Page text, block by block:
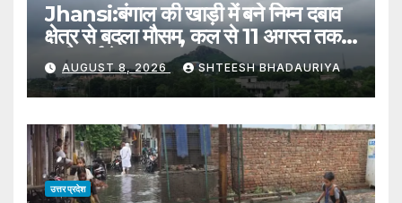
Jhansi:बंगाल की खाड़ी में बने निम्न दबाव
क्षेत्र से बदला मौसम, कल से 11 अगस्त तक
भारी वर्षा के आसार – Jhansi:
Weather Changes Due To A
Low-pressure Area Formed
Over The Bay Of Bengal
AUGUST 8, 2026 SHTEESH BHADAURIYA
उत्तर प्रदेश